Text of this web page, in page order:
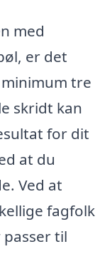
med
er det
tre
skridt kan
for dit
at du
Ved at
fagfolk
til